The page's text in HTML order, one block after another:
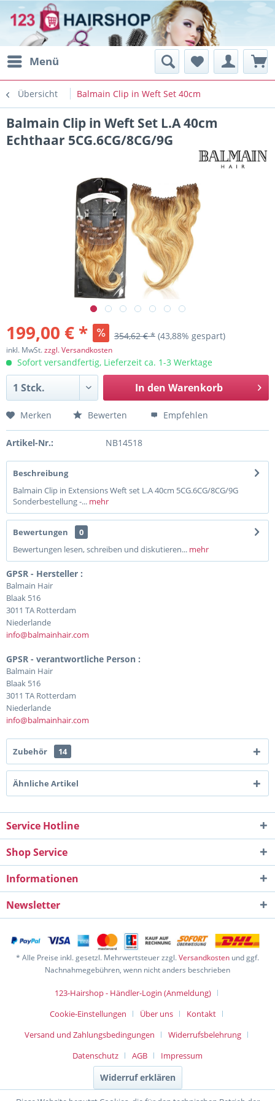
Menü
Übersicht Balmain Clip in Weft Set 40cm
Balmain Clip in Weft Set L.A 40cm
Echthaar 5CG.6CG/8CG/9G
199,00 € * 354,62 € * (43,88% gespart)
inkl. MwSt.zzgl. Versandkosten
Sofort versandfertig, Lieferzeit ca. 1-3 Werktage
In den Warenkorb
Merken Bewerten Empfehlen
Artikel-Nr.: NB14518
Beschreibung
Balmain Clip in Extensions Weft set L.A 40cm 5CG.6CG/8CG/9G
Sonderbestellung -... mehr
Bewertungen
0
Bewertungen lesen, schreiben und diskutieren... mehr
GPSR - Hersteller :
Balmain Hair
Blaak 516
3011 TA Rotterdam
Niederlande
info@balmainhair.com
GPSR - verantwortliche Person :
Balmain Hair
Blaak 516
3011 TA Rotterdam
Niederlande
info@balmainhair.com
Zubehör 14
Ähnliche Artikel
Service Hotline
Shop Service
Informationen
Newsletter
* Alle Preise inkl. gesetzl. Mehrwertsteuer zzgl.Versandkosten und ggf.
Nachnahmegebühren, wenn nicht anders beschrieben
123-Hairshop - Händler-Login (Anmeldung)
Cookie-Einstellungen
Über uns
Kontakt
Versand und Zahlungsbedingungen
Widerrufsbelehrung
Datenschutz
AGB Impressum
Widerruf erklären